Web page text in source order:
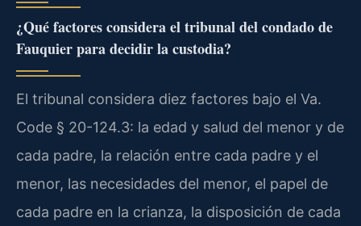
¿Qué factores considera el tribunal del condado de
Fauquier para decidir la custodia?
El tribunal considera diez factores bajo el Va.
Code § 20-124.3: la edad y salud del menor y de
cada padre, la relación entre cada padre y el
menor, las necesidades del menor, el papel de
cada padre en la crianza, la disposición de cada